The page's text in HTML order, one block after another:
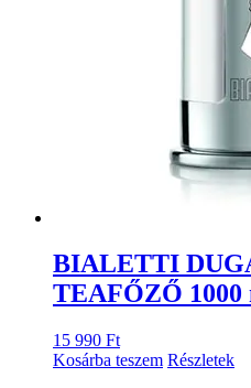
BIALETTI
TEAFŐZŐ 1000
15 990 Ft
Kosárba teszem Részletek